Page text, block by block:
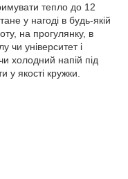
тепло до 12
у нагоді в будь-якій
на прогулянку, в
чи університет і
холодний напій під
якості кружки.